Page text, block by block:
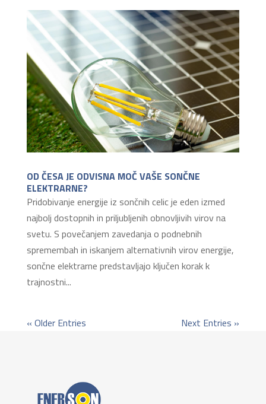
OD ČESA JE ODVISNA MOČ VAŠE SONČNE
ELEKTRARNE?
Pridobivanje energije iz sončnih celic je eden izmed
najbolj dostopnih in priljubljenih obnovljivih virov na
svetu. S povečanjem zavedanja o podnebnih
spremembah in iskanjem alternativnih virov energije,
sončne elektrarne predstavljajo ključen korak k
trajnostni...
« Older Entries Next Entries »